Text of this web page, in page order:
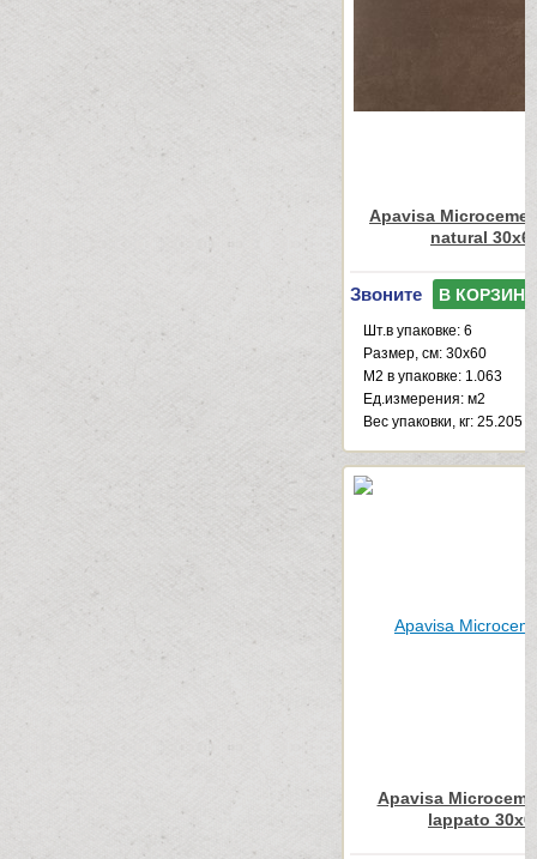
Apavisa
natural
Звоните В КОРЗИНУ
Шт.в упаковке: 6
Размер, см: 30x60
М2 в упаковке: 1.063
Ед.измерения: м2
Веc упаковки, кг: 25.205
Apavisa
lappato